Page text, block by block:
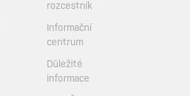
rozcestník
Informační
centrum
Důležité
informace